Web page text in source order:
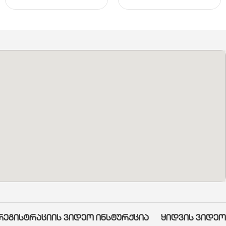
ვიდეო ინსტურქცია ყიდვის ვიდეო